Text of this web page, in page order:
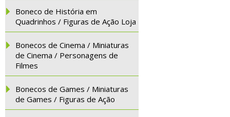
Boneco de História em
Quadrinhos / Figuras de Ação Loja
Bonecos de Cinema / Miniaturas
de Cinema / Personagens de
Filmes
Bonecos de Games / Miniaturas
de Games / Figuras de Ação